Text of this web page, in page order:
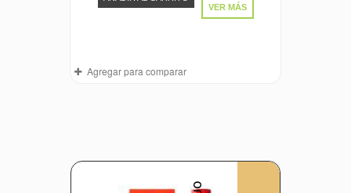
VER MÁS
Agregar para comparar